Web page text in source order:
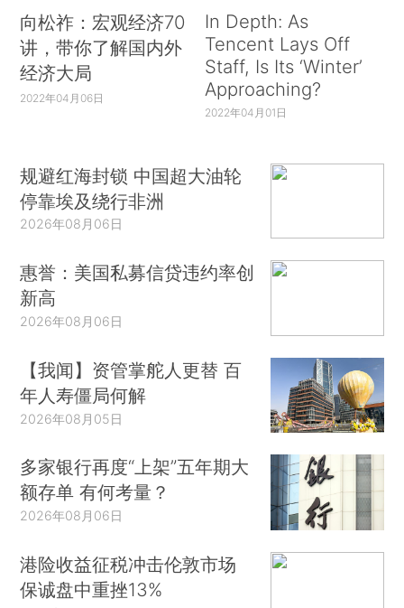
向松祚：宏观经济70
讲，带你了解国内外
经济大局
2022年04月06日
In Depth: As
Tencent Lays Off
Staff, Is Its ‘Winter’
Approaching?
2022年04月01日
规避红海封锁 中国超大油轮
停靠埃及绕行非洲
2026年08月06日
惠誉：美国私募信贷违约率创
新高
2026年08月06日
【我闻】资管掌舵人更替 百
年人寿僵局何解
2026年08月05日
多家银行再度“上架”五年期大
额存单 有何考量？
2026年08月06日
港险收益征税冲击伦敦市场
保诚盘中重挫13%